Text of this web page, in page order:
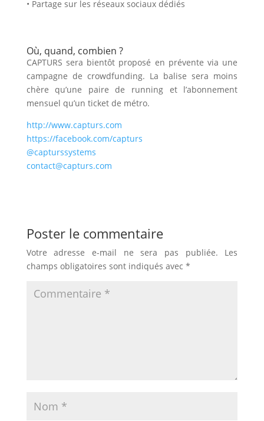
• Partage sur les réseaux sociaux dédiés
Où, quand, combien ?
CAPTURS sera bientôt proposé en prévente via une
campagne de crowdfunding. La balise sera moins
chère qu’une paire de running et l’abonnement
mensuel qu’un ticket de métro.
http://www.capturs.com
https://facebook.com/capturs
@capturssystems
contact@capturs.com
Poster le commentaire
Votre adresse e-mail ne sera pas publiée.
Les
champs obligatoires sont indiqués avec *